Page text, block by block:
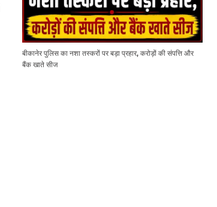
बीकानेर पुलिस का नशा तस्करों पर बड़ा प्रहार, करोड़ों की संपत्ति और
बैंक खाते सीज